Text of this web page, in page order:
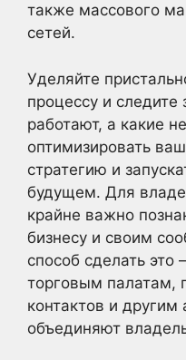
также массового
сетей.
Уделяйте
процессу и
работают, а какие
оптимизировать
стратегию и
будущем. Для
крайне важно
бизнесу и своим
способ сделать это
торговым палатам,
контактов и другим
объединяют